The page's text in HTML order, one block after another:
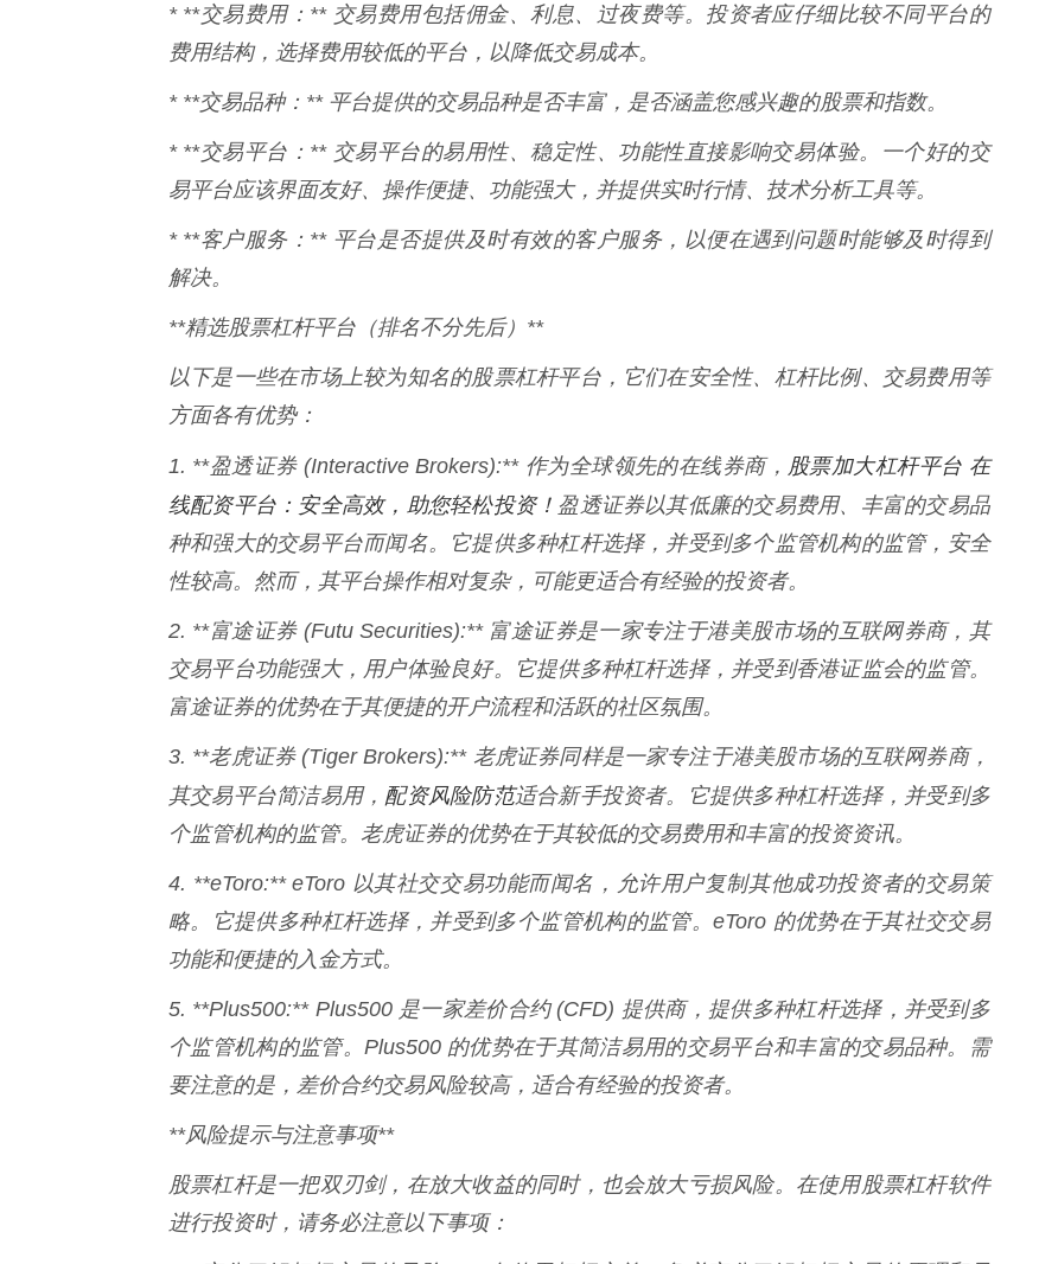
* **交易费用：** 交易费用包括佣金、利息、过夜费等。投资者应仔细比较不同平台的
费用结构，选择费用较低的平台，以降低交易成本。
* **交易品种：** 平台提供的交易品种是否丰富，是否涵盖您感兴趣的股票和指数。
* **交易平台：** 交易平台的易用性、稳定性、功能性直接影响交易体验。一个好的交
易平台应该界面友好、操作便捷、功能强大，并提供实时行情、技术分析工具等。
* **客户服务：** 平台是否提供及时有效的客户服务，以便在遇到问题时能够及时得到
解决。
**精选股票杠杆平台（排名不分先后）**
以下是一些在市场上较为知名的股票杠杆平台，它们在安全性、杠杆比例、交易费用等
方面各有优势：
1. **盈透证券 (Interactive Brokers):** 作为全球领先的在线券商， 股票加大杠杆平台 在
线配资平台：安全高效，助您轻松投资！ 盈透证券以其低廉的交易费用、丰富的交易品
种和强大的交易平台而闻名。它提供多种杠杆选择，并受到多个监管机构的监管，安全
性较高。然而，其平台操作相对复杂，可能更适合有经验的投资者。
2. **富途证券 (Futu Securities):** 富途证券是一家专注于港美股市场的互联网券商，其
交易平台功能强大，用户体验良好。它提供多种杠杆选择，并受到香港证监会的监管。
富途证券的优势在于其便捷的开户流程和活跃的社区氛围。
3. **老虎证券 (Tiger Brokers):** 老虎证券同样是一家专注于港美股市场的互联网券商，
其交易平台简洁易用， 配资风险防范适合新手投资者。它提供多种杠杆选择，并受到多
个监管机构的监管。老虎证券的优势在于其较低的交易费用和丰富的投资资讯。
4. **eToro:** eToro 以其社交交易功能而闻名，允许用户复制其他成功投资者的交易策
略。它提供多种杠杆选择，并受到多个监管机构的监管。eToro 的优势在于其社交交易
功能和便捷的入金方式。
5. **Plus500:** Plus500 是一家差价合约 (CFD) 提供商，提供多种杠杆选择，并受到多
个监管机构的监管。Plus500 的优势在于其简洁易用的交易平台和丰富的交易品种。需
要注意的是，差价合约交易风险较高，适合有经验的投资者。
**风险提示与注意事项**
股票杠杆是一把双刃剑，在放大收益的同时，也会放大亏损风险。在使用股票杠杆软件
进行投资时，请务必注意以下事项：